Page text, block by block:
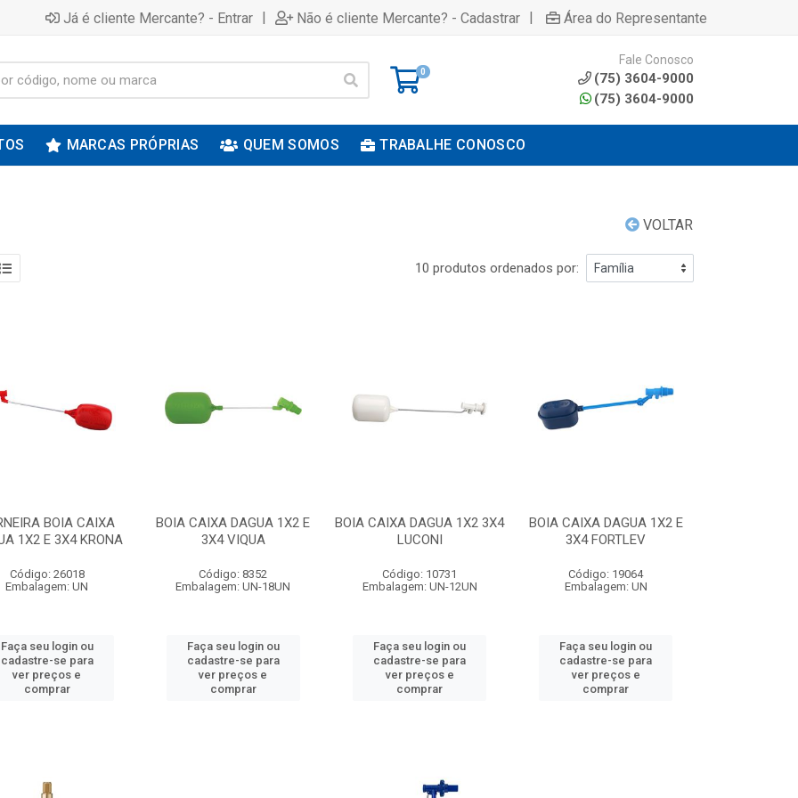
Já é cliente Mercante? - Entrar | Não é cliente Mercante? - Cadastrar | Área do Representante
0
Fale Conosco
(75) 3604-9000
(75) 3604-9000
MARCAS PRÓPRIAS QUEM SOMOS TRABALHE CONOSCO
VOLTAR
10 produtos ordenados por:
BOIA CAIXA
1X2 E 3X4 KRONA
Código: 26018
Embalagem: UN
Faça seu login ou
cadastre-se para
ver preços e
comprar
BOIA CAIXA DAGUA 1X2 E
3X4 VIQUA
Código: 8352
Embalagem: UN-18UN
Faça seu login ou
cadastre-se para
ver preços e
comprar
BOIA CAIXA DAGUA 1X2 3X4
LUCONI
Código: 10731
Embalagem: UN-12UN
Faça seu login ou
cadastre-se para
ver preços e
comprar
BOIA CAIXA DAGUA 1X2 E
3X4 FORTLEV
Código: 19064
Embalagem: UN
Faça seu login ou
cadastre-se para
ver preços e
comprar